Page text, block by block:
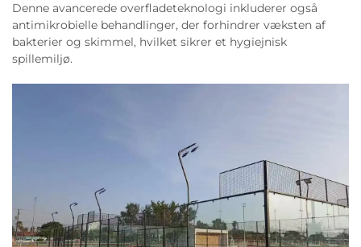
Denne avancerede overfladeteknologi inkluderer også
antimikrobielle behandlinger, der forhindrer væksten af
bakterier og skimmel, hvilket sikrer et hygiejnisk
spillemiljø.